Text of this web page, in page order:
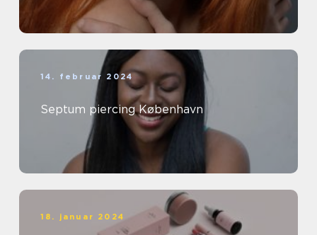
14. februar 2024
Septum piercing København
18. januar 2024